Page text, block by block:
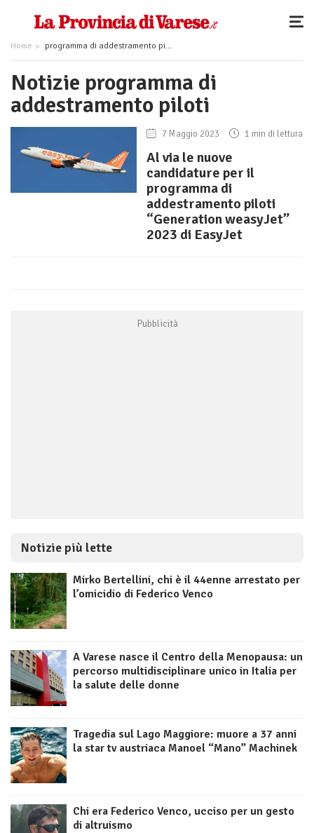
Home programma di addestramento piloti
Notizie programma di
addestramento piloti
7 Maggio 2023 1 min di lettura
Al via le nuove
candidature per il
programma di
addestramento piloti
“Generation weasyJet”
2023 di EasyJet
Notizie più lette
Mirko Bertellini, chi è il 44enne arrestato per
l’omicidio di Federico Venco
A Varese nasce il Centro della Menopausa: un
percorso multidisciplinare unico in Italia per
la salute delle donne
Tragedia sul Lago Maggiore: muore a 37 anni
la star tv austriaca Manoel “Mano” Machinek
Chi era Federico Venco, ucciso per un gesto
di altruismo